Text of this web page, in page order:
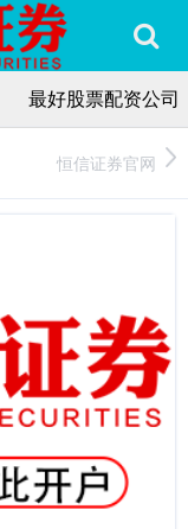
最好股票配资公司
恒信证券官网